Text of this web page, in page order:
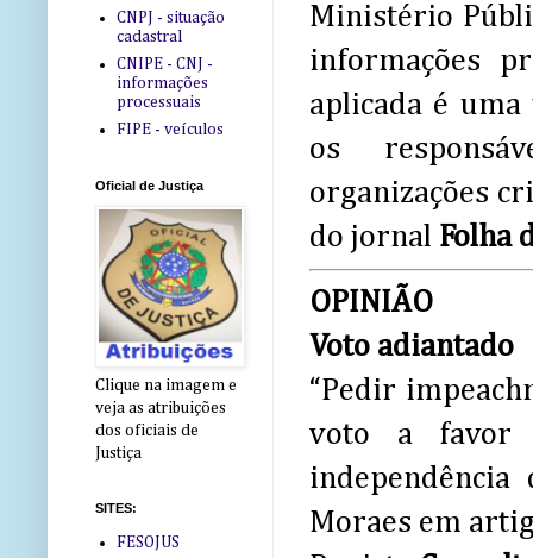
Ministério
informações
aplicada é
os
organizações
do jornal Folha
OPINIÃO
Voto adiantado
“Pedir
voto a favor
independência
Moraes em
CNPJ - situação
cadastral
CNIPE - CNJ -
informações
processuais
FIPE - veículos
Oficial de Justiça
Clique na imagem e
veja as atribuições
dos oficiais de
Justiça
SITES:
FESOJUS